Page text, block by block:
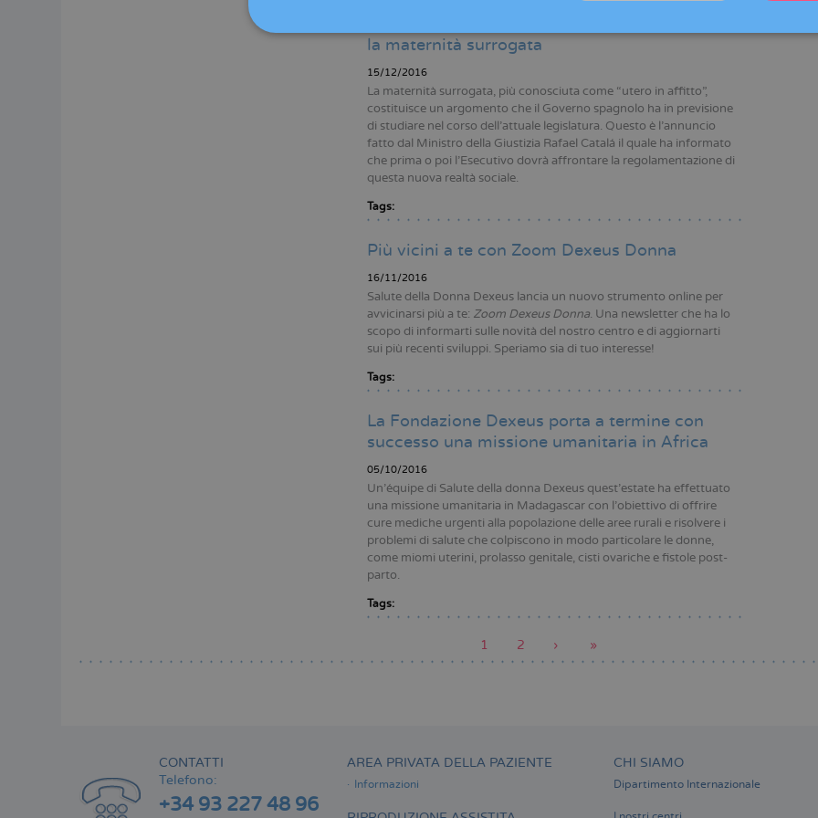
la maternità surrogata
15/12/2016
La maternità surrogata, più conosciuta come “utero in affitto”,
costituisce un argomento che il Governo spagnolo ha in previsione
di studiare nel corso dell’attuale legislatura. Questo è l’annuncio
fatto dal Ministro della Giustizia Rafael Catalá il quale ha informato
che prima o poi l’Esecutivo dovrà affrontare la regolamentazione di
questa nuova realtà sociale.
Tags:
Più vicini a te con Zoom Dexeus Donna
16/11/2016
Salute della Donna Dexeus lancia un nuovo strumento online per
avvicinarsi più a te: Zoom Dexeus Donna. Una newsletter che ha lo
scopo di informarti sulle novità del nostro centro e di aggiornarti
sui più recenti sviluppi. Speriamo sia di tuo interesse!
Tags:
La Fondazione Dexeus porta a termine con
successo una missione umanitaria in Africa
05/10/2016
Un’équipe di Salute della donna Dexeus quest’estate ha effettuato
una missione umanitaria in Madagascar con l’obiettivo di offrire
cure mediche urgenti alla popolazione delle aree rurali e risolvere i
problemi di salute che colpiscono in modo particolare le donne,
come miomi uterini, prolasso genitale, cisti ovariche e fistole post-
parto.
Tags:
Paginazione
Pagina
attuale
1 Pagina
2
Pagina
successiva
›
Ultima
pagina
»
CONTATTI
Telefono:
+34 93 227 48 96
AREA PRIVATA DELLA PAZIENTE
Informazioni
CHI SIAMO
Dipartimento Internazionale